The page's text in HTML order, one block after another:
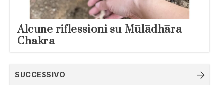
Alcune riflessioni su Mūlādhāra
Chakra
SUCCESSIVO